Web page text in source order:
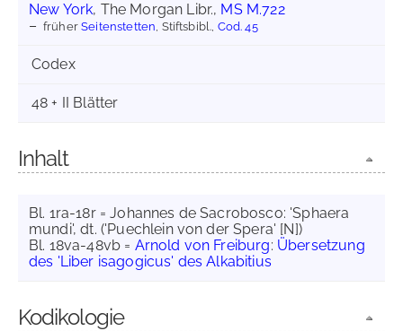
New York, The Morgan Libr., MS M.722
früherSeitenstetten , Stiftsbibl., Cod. 45
Codex
48 + II Blätter
Inhalt
Bl. 1ra-18r = Johannes de Sacrobosco: 'Sphaera
mundi', dt. ('Puechlein von der Spera' [N])
Bl. 18va-48vb = Arnold von Freiburg: Übersetzung
des 'Liber isagogicus' des Alkabitius
Kodikologie